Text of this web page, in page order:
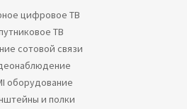
цифровое ТВ
ТВ
сотовой связи
оборудование
и полки